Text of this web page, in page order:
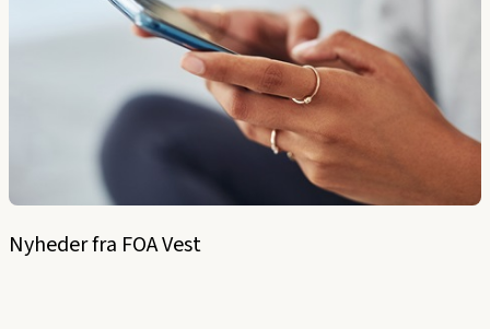
Nyheder fra FOA Vest